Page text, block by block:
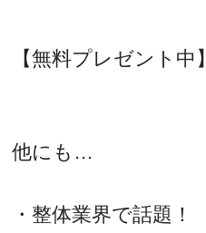
【無料プレゼント中】
他にも…
・整体業界で話題！